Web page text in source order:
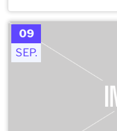
09
SEP.